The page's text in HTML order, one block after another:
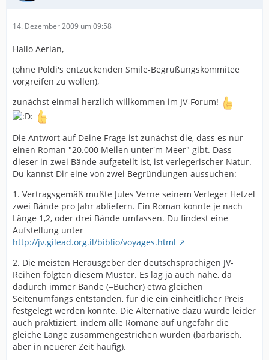
14. Dezember 2009 um 09:58
Hallo Aerian,
(ohne Poldi's entzückenden Smile-Begrüßungskommitee
vorgreifen zu wollen),
zunächst einmal herzlich willkommen im JV-Forum!
Die Antwort auf Deine Frage ist zunächst die, dass es nur
einen Roman "20.000 Meilen unter'm Meer" gibt. Dass
dieser in zwei Bände aufgeteilt ist, ist verlegerischer Natur.
Du kannst Dir eine von zwei Begründungen aussuchen:
1. Vertragsgemäß mußte Jules Verne seinem Verleger Hetzel
zwei Bände pro Jahr abliefern. Ein Roman konnte je nach
Länge 1,2, oder drei Bände umfassen. Du findest eine
Aufstellung unter
http://jv.gilead.org.il/biblio/voyages.html
2. Die meisten Herausgeber der deutschsprachigen JV-
Reihen folgten diesem Muster. Es lag ja auch nahe, da
dadurch immer Bände (=Bücher) etwa gleichen
Seitenumfangs entstanden, für die ein einheitlicher Preis
festgelegt werden konnte. Die Alternative dazu wurde leider
auch praktiziert, indem alle Romane auf ungefähr die
gleiche Länge zusammengestrichen wurden (barbarisch,
aber in neuerer Zeit häufig).